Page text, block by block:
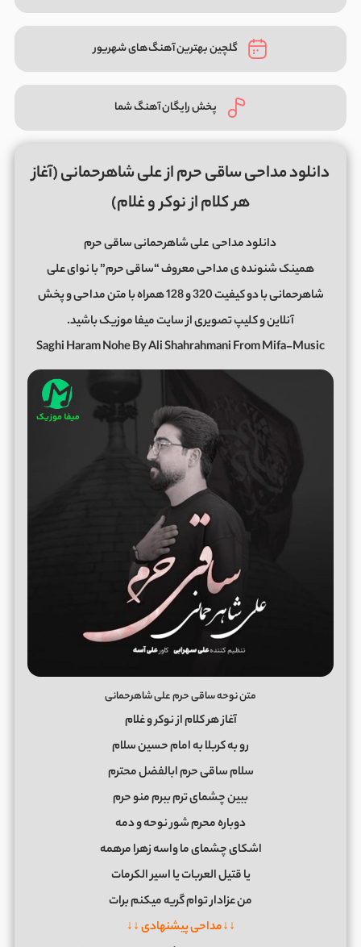
گلچین بهترین آهنگ‌های شهریور
پخش رایگان آهنگ شما
دانلود مداحی ساقی حرم از علی شاهرحمانی (آغاز
هر کلام از نوکر و غلام)
دانلود مداحیعلی شاهرحمانی ساقی حرم
همینک شنونده ی مداحی معروف “ساقی حرم” با نوای علی
شاهرحمانی با دو کیفیت 320 و 128 همراه با متن مداحی و پخش
آنلاین و کلیپ تصویری از سایت میفا موزیک باشید.
Saghi Haram Nohe By Ali Shahrahmani From Mifa-Music
متن نوحه ساقی حرم علی شاهرحمانی
آغاز هر کلام از نوکر و غلام
رو به کربلا به امام حسین سلام
سلام ساقی حرم ابالفضل محترم
ببین چشمای ترم ببرم منو حرم
دوباره محرم شور نوحه و دمه
اشکای چشمای ما واسه زهرا مرهمه
یا قتیل العربات یا اسیر الکرمات
من عزادار توام گریه میکنم برات
↓↓مداحی پیشنهادی ↓↓